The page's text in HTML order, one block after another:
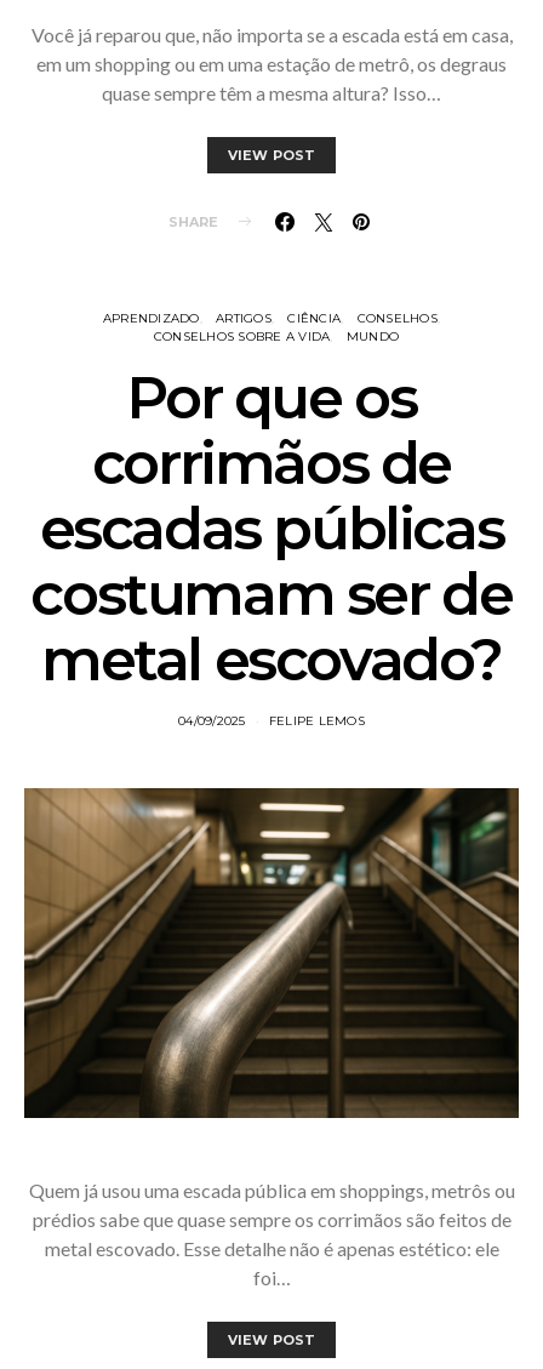
Você já reparou que, não importa se a escada está em casa,
em um shopping ou em uma estação de metrô, os degraus
quase sempre têm a mesma altura? Isso…
VIEW POST
SHARE
APRENDIZADO ARTIGOS CIÊNCIA
CONSELHOS
CONSELHOS SOBRE A VIDA
MUNDO
Por que os
corrimãos de
escadas públicas
costumam ser de
metal escovado?
04/09/2025 FELIPE LEMOS
Quem já usou uma escada pública em shoppings, metrôs ou
prédios sabe que quase sempre os corrimãos são feitos de
metal escovado. Esse detalhe não é apenas estético: ele
foi…
VIEW POST